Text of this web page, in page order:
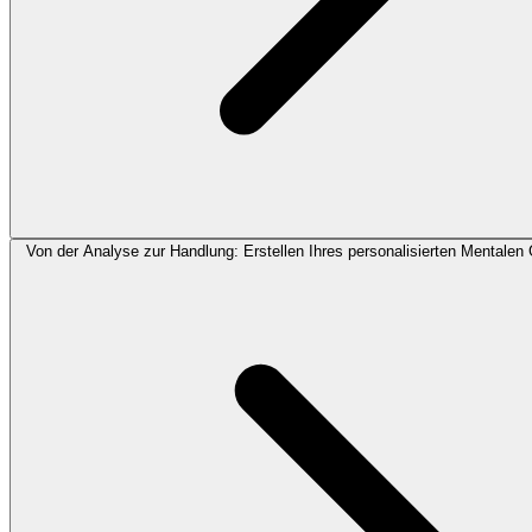
Von der Analyse zur Handlung: Erstellen Ihres personalisierten Mentalen